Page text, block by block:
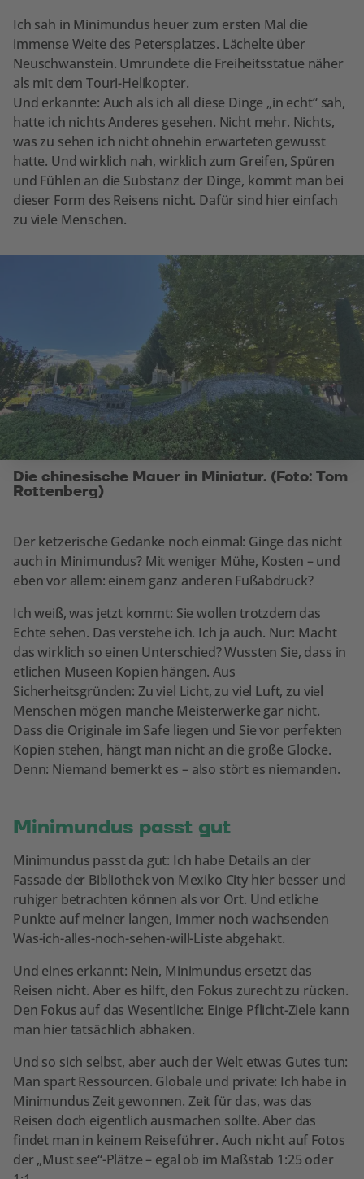
Ich sah in Minimundus heuer zum ersten Mal die
immense Weite des Petersplatzes. Lächelte über
Neuschwanstein. Umrundete die Freiheitsstatue näher
als mit dem Touri-Helikopter.
Und erkannte: Auch als ich all diese Dinge „in echt“ sah,
hatte ich nichts Anderes gesehen. Nicht mehr. Nichts,
was zu sehen ich nicht ohnehin erwarteten gewusst
hatte. Und wirklich nah, wirklich zum Greifen, Spüren
und Fühlen an die Substanz der Dinge, kommt man bei
dieser Form des Reisens nicht. Dafür sind hier einfach
zu viele Menschen.
Die chinesische Mauer in Miniatur. (Foto: Tom
Rottenberg)
Der ketzerische Gedanke noch einmal: Ginge das nicht
auch in Minimundus? Mit weniger Mühe, Kosten – und
eben vor allem: einem ganz anderen Fußabdruck?
Ich weiß, was jetzt kommt: Sie wollen trotzdem das
Echte sehen. Das verstehe ich. Ich ja auch. Nur: Macht
das wirklich so einen Unterschied? Wussten Sie, dass in
etlichen Museen Kopien hängen. Aus
Sicherheitsgründen: Zu viel Licht, zu viel Luft, zu viel
Menschen mögen manche Meisterwerke gar nicht.
Dass die Originale im Safe liegen und Sie vor perfekten
Kopien stehen, hängt man nicht an die große Glocke.
Denn: Niemand bemerkt es – also stört es niemanden.
Minimundus passt gut
Minimundus passt da gut: Ich habe Details an der
Fassade der Bibliothek von Mexiko City hier besser und
ruhiger betrachten können als vor Ort. Und etliche
Punkte auf meiner langen, immer noch wachsenden
Was-ich-alles-noch-sehen-will-Liste abgehakt.
Und eines erkannt: Nein, Minimundus ersetzt das
Reisen nicht. Aber es hilft, den Fokus zurecht zu rücken.
Den Fokus auf das Wesentliche: Einige Pflicht-Ziele kann
man hier tatsächlich abhaken.
Und so sich selbst, aber auch der Welt etwas Gutes tun:
Man spart Ressourcen. Globale und private: Ich habe in
Minimundus Zeit gewonnen. Zeit für das, was das
Reisen doch eigentlich ausmachen sollte. Aber das
findet man in keinem Reiseführer. Auch nicht auf Fotos
der „Must see“-Plätze – egal ob im Maßstab 1:25 oder